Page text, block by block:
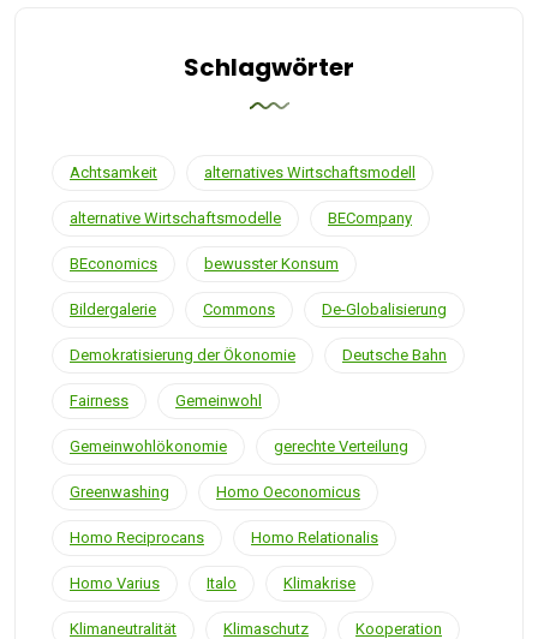
Schlagwörter
Achtsamkeit alternatives Wirtschaftsmodell
alternative Wirtschaftsmodelle BECompany
BEconomics bewusster Konsum
Bildergalerie Commons De-Globalisierung
Demokratisierung der Ökonomie Deutsche Bahn
Fairness Gemeinwohl
Gemeinwohlökonomie gerechte Verteilung
Greenwashing Homo Oeconomicus
Homo Reciprocans Homo Relationalis
Homo Varius Italo Klimakrise
Klimaneutralität Klimaschutz Kooperation